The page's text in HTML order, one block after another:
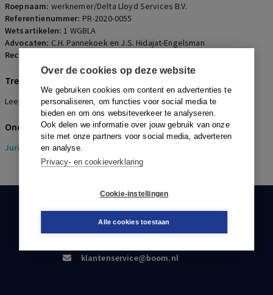
Over de cookies op deze website
We gebruiken cookies om content en advertenties te
personaliseren, om functies voor social media te
bieden en om ons websiteverkeer te analyseren.
Ook delen we informatie over jouw gebruik van onze
site met onze partners voor social media, adverteren
en analyse.
Privacy- en cookieverklaring
Cookie-instellingen
Alle cookies toestaan
Roepnaam: werknemer/Delta Lloyd Services B.V.
Referentienummer: PR-2020-0055
Wetsartikelen:1 WGBLA
Advocaten: C.H. Pannekoek en J.S. Hidajat-Engelsman
Rechters:
Trefwoorden
Leeftijdsonderscheid, Sociaal plan, Aftopping
Onderwerpen
Juridisch> Pensioenrecht
KLANTENSERVICE
088-0301000
klantenservice@boom.nl